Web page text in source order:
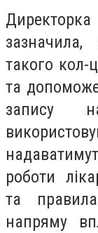
такого кол-
та
запису
роботи
та
напряму